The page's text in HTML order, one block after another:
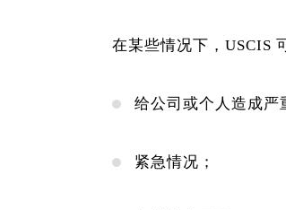
在某些情况下，USCIS
给公司或个人造成严
紧急情况；